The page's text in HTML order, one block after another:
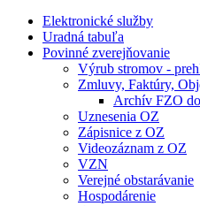
Elektronické služby
Uradná tabuľa
Povinné zverejňovanie
Výrub stromov -
Zmluvy, Faktúry,
Archív FZO
Uznesenia OZ
Zápisnice z OZ
Videozáznam z OZ
VZN
Verejné obstarávanie
Hospodárenie